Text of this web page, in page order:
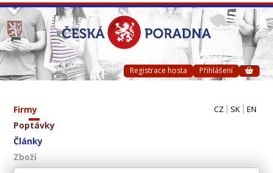
Registrace hosta Přihlášení
Firmy
Poptávky
Články
Zboží
CZ SK EN